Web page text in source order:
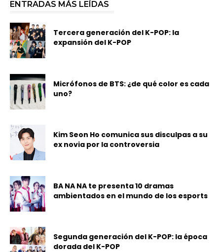
ENTRADAS MÁS LEÍDAS
Tercera generación del K-POP: la
expansión del K-POP
Micrófonos de BTS: ¿de qué color es cada
uno?
Kim Seon Ho comunica sus disculpas a su
ex novia por la controversia
BA NA NA te presenta 10 dramas
ambientados en el mundo de los esports
Segunda generación del K-POP: la época
dorada del K-POP